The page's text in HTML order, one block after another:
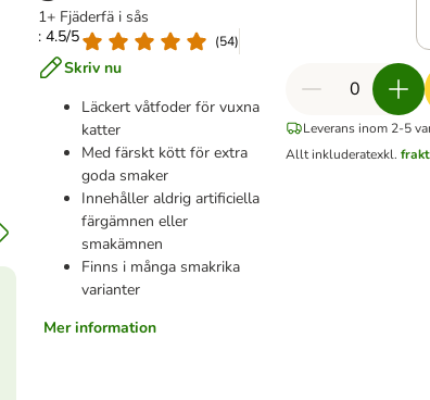
1+ Fjäderfä i sås
: 4.5/5
(54)
Skriv nu
Läckert våtfoder för vuxna
katter
Med färskt kött för extra
goda smaker
Innehåller aldrig artificiella
färgämnen eller
smakämnen
Finns i många smakrika
varianter
Mer information
Leverans inom 2-5
Allt inkluderatexkl.